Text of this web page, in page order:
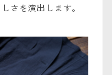
さを演出します。